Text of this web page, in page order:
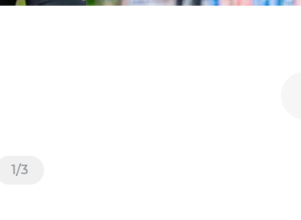
1/3